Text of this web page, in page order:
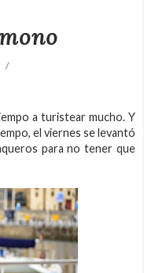
a turistear mucho. Y
el viernes se levantó
para no tener que